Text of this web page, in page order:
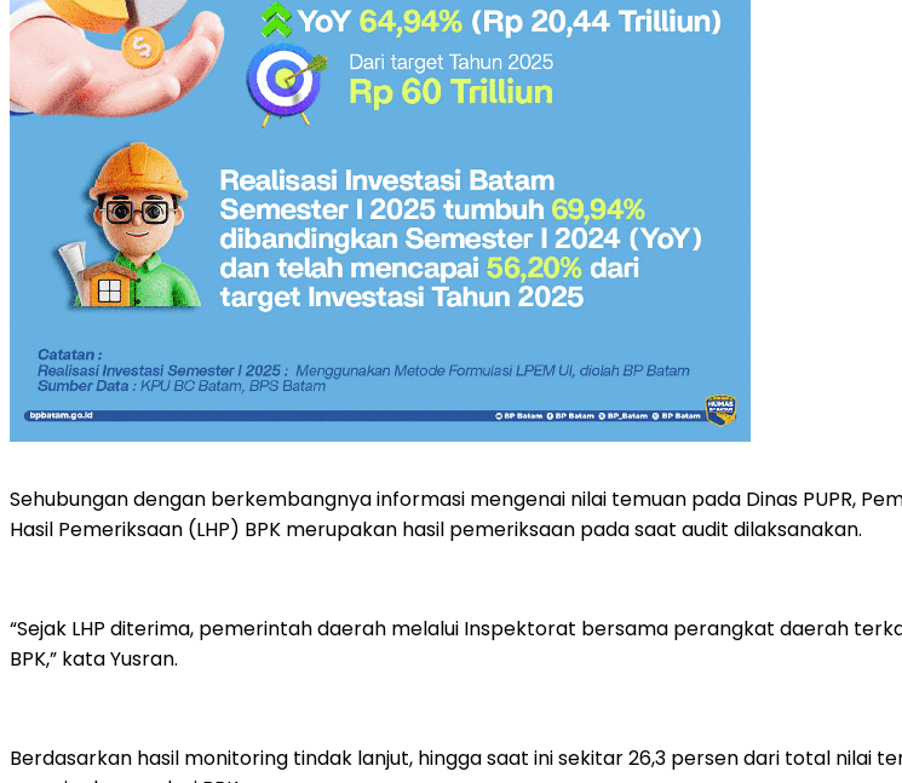
Sehubungan dengan berkembangnya informasi mengenai nilai temuan pada Dinas PUPR,
Hasil Pemeriksaan (LHP) BPK merupakan hasil pemeriksaan pada saat audit dilaksanakan.
“Sejak LHP diterima, pemerintah daerah melalui Inspektorat bersama perangkat daerah
BPK,” kata Yusran.
Berdasarkan hasil monitoring tindak lanjut, hingga saat ini sekitar 26,3 persen dari total nilai